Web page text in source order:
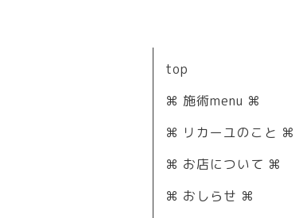
top
⌘ 施術menu ⌘
⌘ リカーユのこと ⌘
⌘ お店について ⌘
⌘ おしらせ ⌘